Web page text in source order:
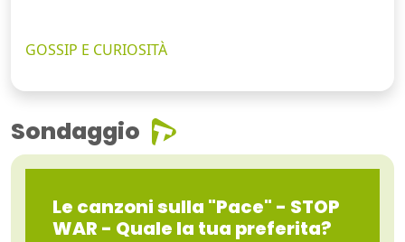
GOSSIP E CURIOSITÀ
Sondaggio
Le canzoni sulla "Pace" - STOP
WAR - Quale la tua preferita?